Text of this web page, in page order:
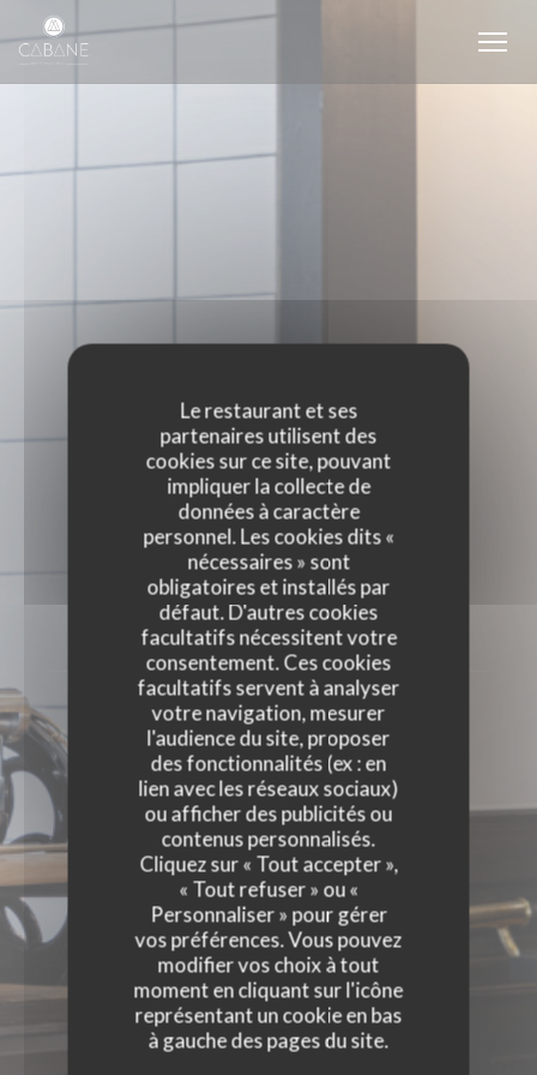
Personnalisation de vos choix en matière de cookies
Le restaurant et ses
partenaires utilisent des
cookies sur ce site, pouvant
impliquer la collecte de
données à caractère
personnel. Les cookies dits «
nécessaires » sont
obligatoires et installés par
défaut. D'autres cookies
facultatifs nécessitent votre
consentement. Ces cookies
facultatifs servent à analyser
votre navigation, mesurer
l'audience du site, proposer
des fonctionnalités (ex : en
lien avec les réseaux sociaux)
ou afficher des publicités ou
contenus personnalisés.
Cliquez sur « Tout accepter »,
« Tout refuser » ou «
Personnaliser » pour gérer
vos préférences. Vous pouvez
modifier vos choix à tout
moment en cliquant sur l'icône
représentant un cookie en bas
à gauche des pages du site.
ÉVÈNEMENTS